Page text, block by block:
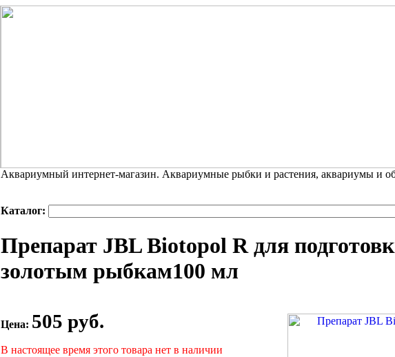
Аквариумный интернет-магазин. Аквариумные рыбки и растения, аквариумы и
Каталог:
Препарат JBL Biotopol R для
золотым рыбкам100 мл
Цена: 505 руб.
В настоящее время этого товара нет в наличии